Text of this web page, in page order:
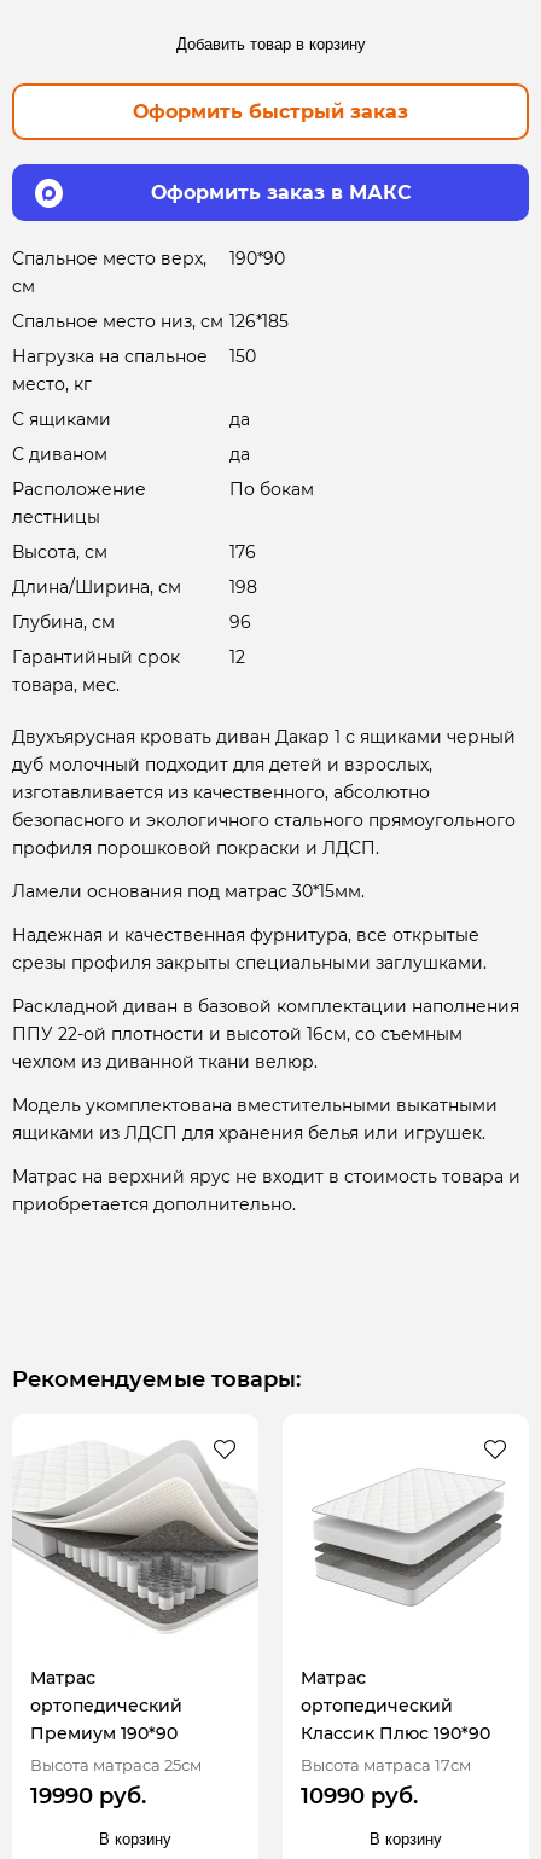
Добавить товар в корзину
Оформить быстрый заказ
Оформить заказ в МАКС
Спальное место верх,
см
190*90
Спальное место низ, см 126*185
Нагрузка на спальное
место, кг
150
С ящиками
да
С диваном
да
Расположение
лестницы
По бокам
Высота, см
176
Длина/Ширина, см
198
Глубина, см
96
Гарантийный срок
товара, мес.
12
Двухъярусная кровать диван Дакар 1 с ящиками черный
дуб молочный подходит для детей и взрослых,
изготавливается из качественного, абсолютно
безопасного и экологичного стального прямоугольного
профиля порошковой покраски и ЛДСП.
Ламели основания под матрас 30*15мм.
Надежная и качественная фурнитура, все открытые
срезы профиля закрыты специальными заглушками.
Раскладной диван в базовой комплектации наполнения
ППУ 22-ой плотности и высотой 16см, со съемным
чехлом из диванной ткани велюр.
Модель укомплектована вместительными выкатными
ящиками из ЛДСП для хранения белья или игрушек.
Матрас на верхний ярус не входит в стоимость товара и
приобретается дополнительно.
Рекомендуемые товары:
Матрас
ортопедический
Премиум 190*90
Высота матраса 25см
19990 руб.
В корзину
Матрас
ортопедический
Классик Плюс 190*90
Высота матраса 17см
10990 руб.
В корзину